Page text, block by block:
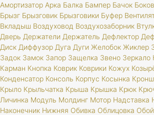
Амортизатор Арка Балка Бампер Бачок
Брызг Брызговик Брызговики Буфер
Вкладыш Воздуховод Воздухозаборник
Дверь Держатели Держатель Дефлектор
Диск Диффузор Дуга Дуги Желобок Жиклер
Задок Замок Запор Защелка Звено Зеркало
Карман Кнопка Коврик Коврики Кожух
Конденсатор Консоль Корпус Косынка
Крыло Крыльчатка Крыша Крышка Крюк
Личинка Модуль Молдинг Мотор Надставка
Наконечник Нижняя Обивка Облицовка